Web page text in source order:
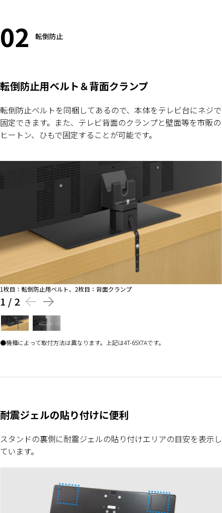
02 転倒防止
転倒防止用ベルト＆背面クランプ
転倒防止ベルトを同梱してあるので、本体をテレビ台にネジで
固定できます。また、テレビ背面のクランプと壁面等を市販の
ヒートン、ひもで固定することが可能です。
1枚目：転倒防止用ベルト、2枚目：背面クランプ
1 / 2
機種によって取付方法は異なります。上記は4T-65X7Aです。
耐震ジェルの貼り付けに便利
スタンドの裏側に耐震ジェルの貼り付けエリアの目安を表示し
ています。